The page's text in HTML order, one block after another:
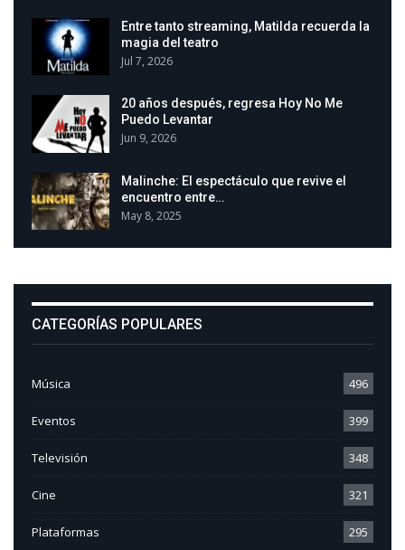
Entre tanto streaming, Matilda recuerda la
magia del teatro
Jul 7, 2026
20 años después, regresa Hoy No Me
Puedo Levantar
Jun 9, 2026
Malinche: El espectáculo que revive el
encuentro entre…
May 8, 2025
CATEGORÍAS POPULARES
Música 496
Eventos 399
Televisión 348
Cine 321
Plataformas 295